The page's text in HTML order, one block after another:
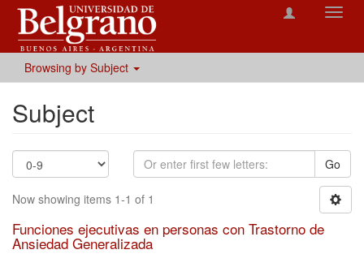
Browsing by Subject
Subject
Go
Now showing items 1-1 of 1
Funciones ejecutivas en personas con Trastorno de
Ansiedad Generalizada